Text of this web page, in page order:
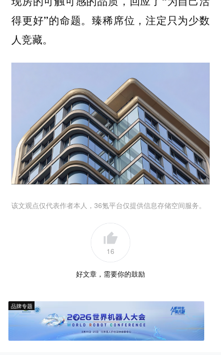
得更好”的命题。臻稀席位，注定只为少数
人竞藏。
该文观点仅代表作者本人，36氪平台仅提供信息存储空间服务。
16
好文章，需要你的鼓励
品牌专题